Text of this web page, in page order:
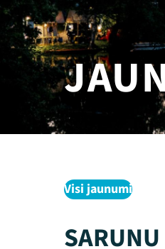
Visi jaunumi